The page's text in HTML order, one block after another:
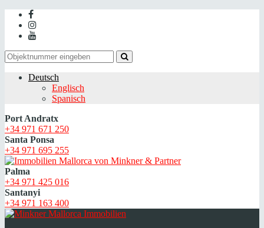
Deutsch
Englisch
Spanisch
Port Andratx
+34 971 671 250
Santa Ponsa
+34 971 695 255
Palma
+34 971 425 016
Santanyi
+34 971 163 400